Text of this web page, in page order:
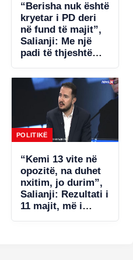
“Berisha nuk është
kryetar i PD deri
në fund të majit”,
Salianji: Me një
padi të thjeshtë
statutin, por s’ia
jap këtë avantazh
Ramës (VIDEO)
POLITIKË
“Kemi 13 vite në
opozitë, na duhet
nxitim, jo durim”,
Salianji: Rezultati i
11 majit, më i